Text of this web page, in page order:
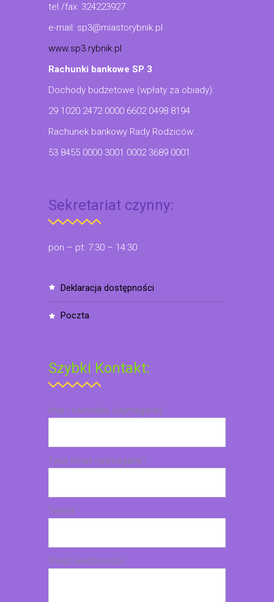
tel./fax: 324223927
e-mail: sp3@miastorybnik.pl
www.sp3.rybnik.pl
Rachunki bankowe SP 3
Dochody budżetowe (wpłaty za obiady):
29 1020 2472 0000 6602 0498 8194
Rachunek bankowy Rady Rodziców:
53 8455 0000 3001 0002 3689 0001
Sekretariat czynny:
pon – pt: 7:30 – 14:30
deklaracja dostępności
poczta
Szybki Kontakt:
Imię i nazwisko (wymagane)
Twój email (wymagane)
Temat
Treść wiadomości